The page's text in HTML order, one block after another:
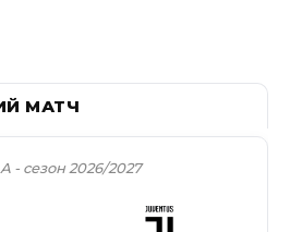
- сезон 2026/2027